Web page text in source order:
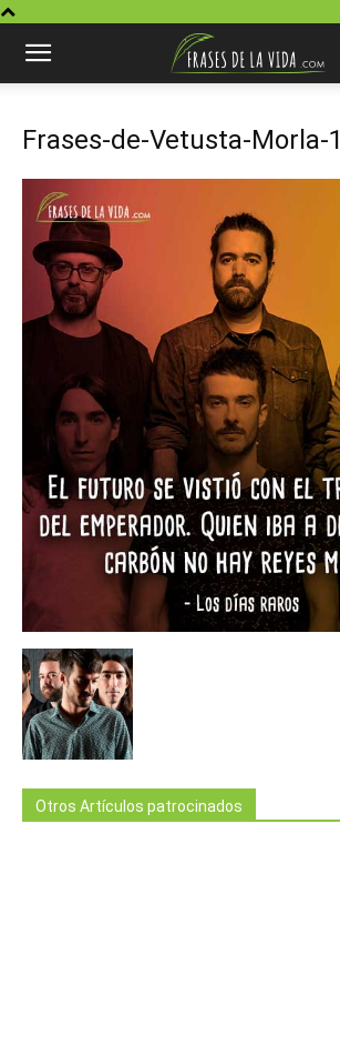
Frases-de-Vetusta-Morla-1
Otros Artículos patrocinados